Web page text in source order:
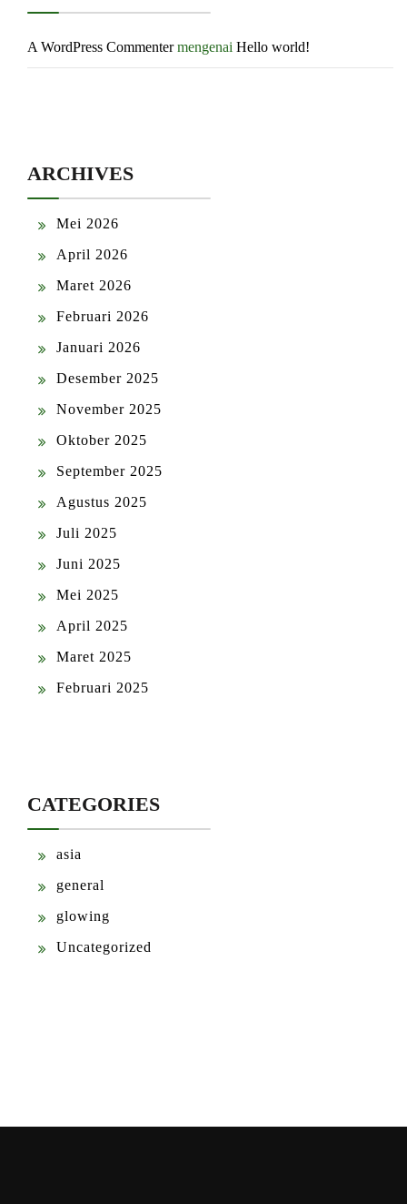
A WordPress Commentermengenai Hello world!
ARCHIVES
Mei 2026
April 2026
Maret 2026
Februari 2026
Januari 2026
Desember 2025
November 2025
Oktober 2025
September 2025
Agustus 2025
Juli 2025
Juni 2025
Mei 2025
April 2025
Maret 2025
Februari 2025
CATEGORIES
asia
general
glowing
Uncategorized